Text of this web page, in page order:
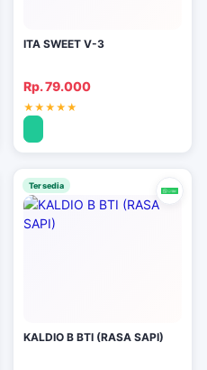
ITA SWEET V-3
Rp. 79.000
Tersedia
KALDIO B BTI (RASA SAPI)